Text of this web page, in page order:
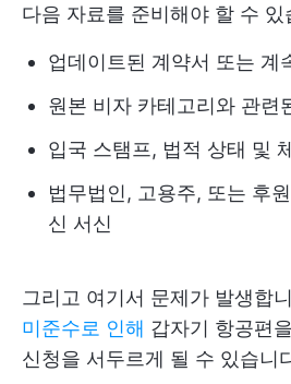
다음 자료를 준비해야 할 수 있
업데이트된 계약서 또는 계
원본 비자 카테고리와 관련
입국 스탬프, 법적 상태 및
법무법인, 고용주, 또는 후
신 서신
그리고 여기서 문제가 발생합
미준수로 인해 갑자기 항공편
신청을 서두르게 될 수 있습니